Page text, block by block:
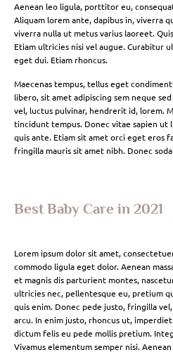
Aenean leo ligula, porttitor eu,
Aliquam lorem ante, dapibus in, viverra
viverra nulla ut metus varius laoreet.
Etiam ultricies nisi vel augue. Curabitur
eget dui. Etiam rhoncus.
Maecenas tempus, tellus eget
libero, sit amet adipiscing sem neque
vel, luctus pulvinar, hendrerit id, lorem.
tincidunt tempus. Donec vitae sapien ut
quis ante. Etiam sit amet orci eget eros
fringilla mauris sit amet nibh. Donec
Best Baby Care in 2021
Lorem ipsum dolor sit amet,
commodo ligula eget dolor. Aenean
et magnis dis parturient montes,
ultricies nec, pellentesque eu, pretium
quis enim. Donec pede justo, fringilla
arcu. In enim justo, rhoncus ut,
dictum felis eu pede mollis pretium.
Vivamus elementum semper nisi.